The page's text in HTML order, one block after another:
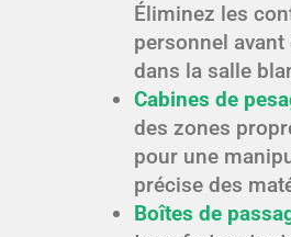
Éliminez les
personnel avant
dans la salle
Cabines de
des zones
pour une
précise des
Boîtes de